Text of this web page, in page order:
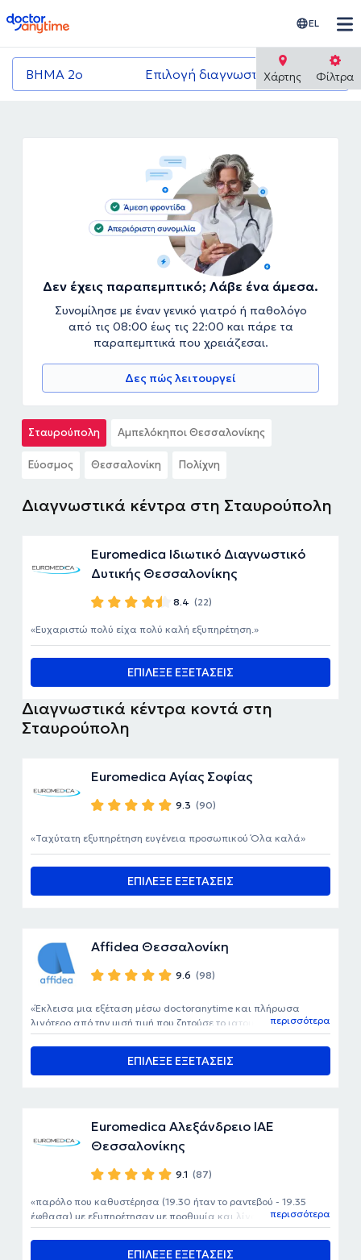
doctoranytime EL
ΒΗΜΑ 2ο Επιλογή διαγνωστικού κέντρου
Χάρτης Φίλτρα
Δεν έχεις παραπεμπτικό; Λάβε ένα άμεσα.
Συνομίλησε με έναν γενικό γιατρό ή παθολόγο
από τις 08:00 έως τις 22:00 και πάρε τα
παραπεμπτικά που χρειάζεσαι.
Δες πώς λειτουργεί
Σταυρούπολη Αμπελόκηποι Θεσσαλονίκης
Εύοσμος Θεσσαλονίκη Πολίχνη
Διαγνωστικά κέντρα στη Σταυρούπολη
Euromedica Ιδιωτικό Διαγνωστικό
Δυτικής Θεσσαλονίκης
8.4 (22)
ΕΠΙΛΕΞΕ ΕΞΕΤΑΣΕΙΣ
Ευχαριστώ πολύ είχα πολύ καλή εξυπηρέτηση.
Διαγνωστικά κέντρα κοντά στη
Σταυρούπολη
Euromedica Αγίας Σοφίας
9.3 (90)
ΕΠΙΛΕΞΕ ΕΞΕΤΑΣΕΙΣ
Ταχύτατη εξυπηρέτηση ευγένεια προσωπικού Όλα καλά
Affidea Θεσσαλονίκη
9.6 (98)
ΕΠΙΛΕΞΕ ΕΞΕΤΑΣΕΙΣ
Έκλεισα μια εξέταση μέσω doctoranytime και πλήρωσα
λιγότερο από την μισή τιμή που ζητούσε το ιατρικό
κέντρο..μπράβο σας! Για τις τιμολογιακες τιμές που πετύχατε
περισσότερα
Euromedica Αλεξάνδρειο ΙΑΕ
Θεσσαλονίκης
9.1 (87)
ΕΠΙΛΕΞΕ ΕΞΕΤΑΣΕΙΣ
παρόλο που καθυστέρησα (19.30 ήταν το ραντεβού - 19.35
έφθασα) με εξυπηρέτησαν με προθυμία και λίγο αργότερα
εξετάστικα κανονικά. Ο γιατρός τυπικός - άμεση λήψη
γνωμάτευσης
περισσότερα